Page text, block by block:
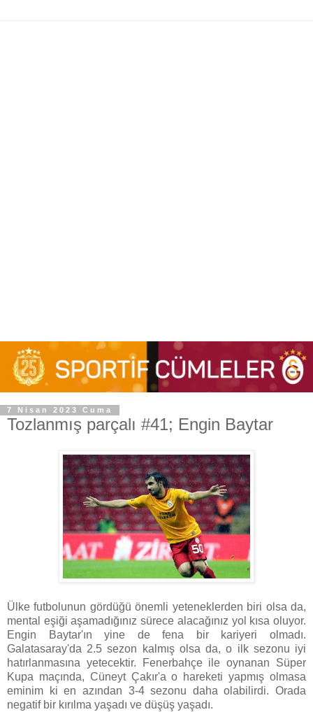
7 Nisan 2023 Cuma
Tozlanmış parçalı #41; Engin Baytar
Ülke futbolunun gördüğü önemli yeteneklerden biri olsa da,
mental eşiği aşamadığınız sürece alacağınız yol kısa oluyor.
Engin Baytar'ın yine de fena bir kariyeri olmadı.
Galatasaray'da 2.5 sezon kalmış olsa da, o ilk sezonu iyi
hatırlanmasına yetecektir. Fenerbahçe ile oynanan Süper
Kupa maçında, Cüneyt Çakır'a o hareketi yapmış olmasa
eminim ki en azından 3-4 sezonu daha olabilirdi. Orada
negatif bir kırılma yaşadı ve düşüş yaşadı.